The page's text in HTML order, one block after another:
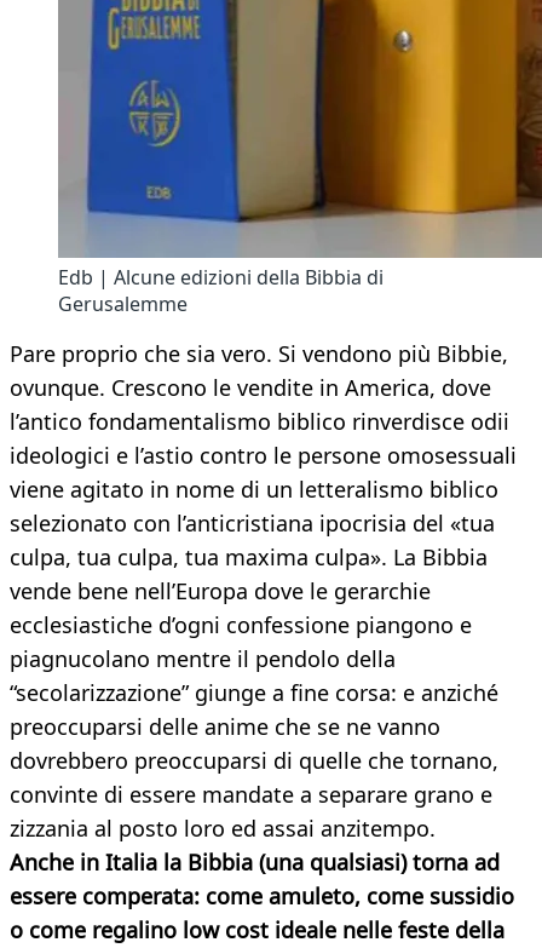
Edb | Alcune edizioni della Bibbia di
Gerusalemme
Pare proprio che sia vero. Si vendono più Bibbie,
ovunque. Crescono le vendite in America, dove
l’antico fondamentalismo biblico rinverdisce odii
ideologici e l’astio contro le persone omosessuali
viene agitato in nome di un letteralismo biblico
selezionato con l’anticristiana ipocrisia del «tua
culpa, tua culpa, tua maxima culpa». La Bibbia
vende bene nell’Europa dove le gerarchie
ecclesiastiche d’ogni confessione piangono e
piagnucolano mentre il pendolo della
“secolarizzazione” giunge a fine corsa: e anziché
preoccuparsi delle anime che se ne vanno
dovrebbero preoccuparsi di quelle che tornano,
convinte di essere mandate a separare grano e
zizzania al posto loro ed assai anzitempo.
Anche in Italia la Bibbia (una qualsiasi) torna ad
essere comperata: come amuleto, come sussidio
o come regalino low cost ideale nelle feste della